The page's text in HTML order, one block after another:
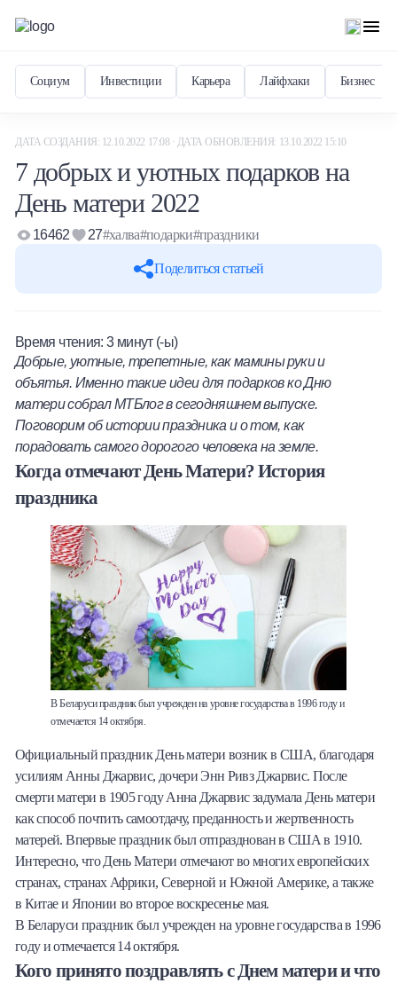
Социум Инвестиции Карьера Лайфхаки Бизнес
Халва
Онлайн-обменник
Премиальный сервис Prime Line
Мобильный банк MOBY
Потребительский кредит
Карта КАКТУС
Продукты для Бизнеса
ДАТА СОЗДАНИЯ: 12.10.2022 17:08 · ДАТА ОБНОВЛЕНИЯ: 13.10.2022 15:10
7 добрых и уютных подарков на
День матери 2022
Поделиться статьей
16462 27#халва#подарки#праздники
Время чтения:3 минут (-ы)
Добрые, уютные, трепетные, как мамины руки и
объятья. Именно такие идеи для подарков ко Дню
матери собрал МТБлог в сегодняшнем выпуске.
Поговорим об истории праздника и о том, как
порадовать самого дорогого человека на земле.
Когда отмечают День Матери? История
праздника
В Беларуси праздник был учрежден на уровне государства в 1996 году и
отмечается 14 октября.
Официальный праздник День матери возник в США, благодаря
усилиям Анны Джарвис, дочери Энн Ривз Джарвис. После
смерти матери в 1905 году Анна Джарвис задумала День матери
как способ почтить самоотдачу, преданность и жертвенность
матерей. Впервые праздник был отпразднован в США в 1910.
Интересно, что День Матери отмечают во многих европейских
странах, странах Африки, Северной и Южной Америке, а также
в Китае и Японии во второе воскресенье мая.
В Беларуси праздник был учрежден на уровне государства в 1996
году и отмечается 14 октября.
Кого принято поздравлять с Днем матери и что